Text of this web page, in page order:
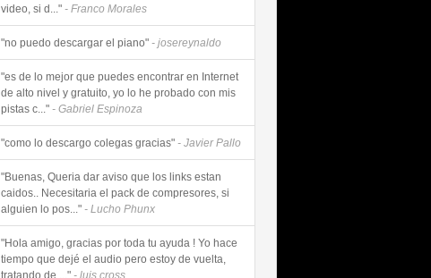
video, si d..." - Franco Morales
"no puedo descargar el piano" - josereynaldo
"es de lo mejor que puedes encontrar en Internet
de alto nivel y gratuito, yo lo he probado con mis
pistas c..." - Gabriel Espinoza
"como lo descargo colegas gracias" - Javier Pallo
"Buenas, Queria dar aviso que los links estan
caidos.. Necesitaria el pack de compresores, si
alguien lo pos..." - Lucho Phunx
"Hola amigo, gracias por toda tu ayuda ! Yo hace
tiempo que dejé el audio pero estoy de vuelta,
tratando de ..." - luis cross